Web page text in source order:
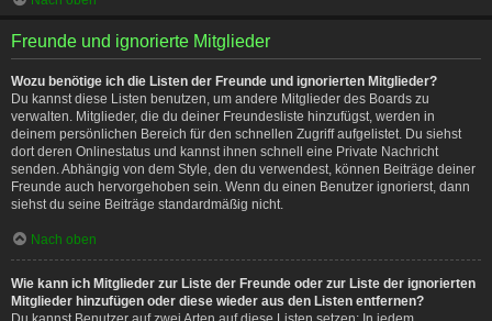
Freunde und ignorierte Mitglieder
Wozu benötige ich die Listen der Freunde und ignorierten Mitglieder?
Du kannst diese Listen benutzen, um andere Mitglieder des Boards zu
verwalten. Mitglieder, die du deiner Freundesliste hinzufügst, werden in
deinem persönlichen Bereich für den schnellen Zugriff aufgelistet. Du siehst
dort deren Onlinestatus und kannst ihnen schnell eine Private Nachricht
senden. Abhängig von dem Style, den du verwendest, können Beiträge deiner
Freunde auch hervorgehoben sein. Wenn du einen Benutzer ignorierst, dann
siehst du seine Beiträge standardmäßig nicht.
Nach oben
Wie kann ich Mitglieder zur Liste der Freunde oder zur Liste der ignorierten
Mitglieder hinzufügen oder diese wieder aus den Listen entfernen?